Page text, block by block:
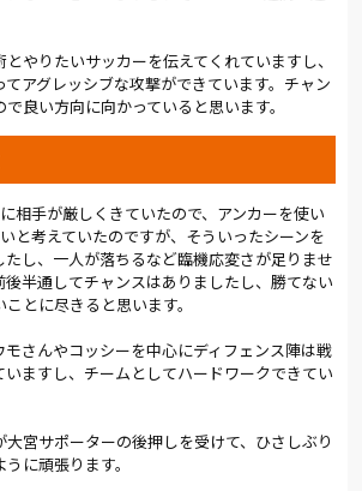
ドを切る。61分、小野に代えて大山を投
ドリブルで振り切った松田がシュート。
さを見せるが、ヘディングシュートは枠を
ドでアップダウンを繰り返す翁長が、流
え、黒川との連携から相手のディフェン
そこに代わったばかりの柴山が加わり、攻
ンスを作った。76分、カウンターから右
。相手がクリアし切れなかったボール
らシュートを放つ。決定的なシーンだった
かすめて枠を逸れた。81分、松田に代え
に代えて山田を投入。フォーメーションを
を厚くした。
てから、松本が猛攻を仕掛けてきた。しか
下を向く者は一人もいない。ゴールへの思
かった。4分のアディショナルタイムを経
スル。最後まで死力を尽くした一戦は、
やりたいサッカーを伝えてくれていますし、
アグレッシブな攻撃ができています。チャン
良い方向に向かっていると思います。
相手が厳しくきていたので、アンカーを使い
と考えていたのですが、そういったシーンを
たし、一人が落ちるなど臨機応変さが足りませ
後半通してチャンスはありましたし、勝てない
とに尽きると思います。
モさんやコッシーを中心にディフェンス陣は戦
いますし、チームとしてハードワークできてい
宮サポーターの後押しを受けて、ひさしぶり
に頑張ります。